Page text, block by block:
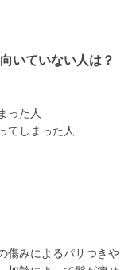
いていない人は？
った人
てしまった人
傷みによるパサつきや